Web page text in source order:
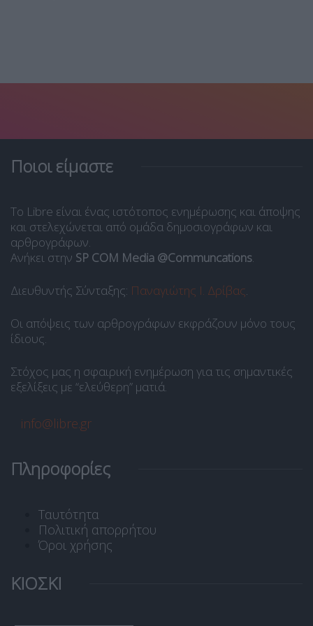
Ποιοι είμαστε
Το Libre είναι ένας ιστότοπος ενημέρωσης και άποψης
και στελεχώνεται από ομάδα δημοσιογράφων και
αρθρογράφων.
Ανήκει στην SP COM Media @Communcations.
Διευθυντής Σύνταξης: Παναγιώτης Ι. Δρίβας.
Οι απόψεις των αρθρογράφων εκφράζουν μόνο τους
ίδιους.
Στόχος μας η σφαιρική ενημέρωση για τις σημαντικές
εξελίξεις με “ελεύθερη” ματιά.
info@libre.gr
Πληροφορίες
Ταυτότητα
Πολιτική απορρήτου
Όροι χρήσης
ΚΙΟΣΚΙ